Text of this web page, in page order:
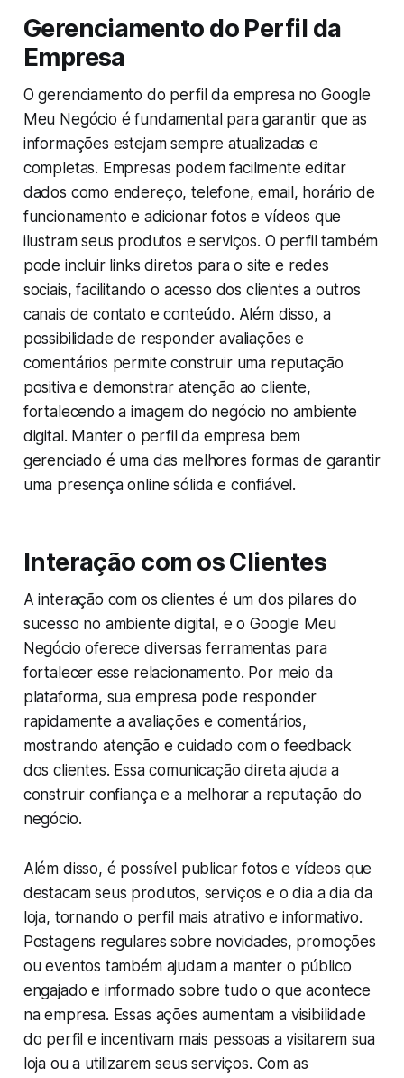
Gerenciamento do Perfil da
Empresa
O gerenciamento do perfil da empresa no Google
Meu Negócio é fundamental para garantir que as
informações estejam sempre atualizadas e
completas. Empresas podem facilmente editar
dados como endereço, telefone, email, horário de
funcionamento e adicionar fotos e vídeos que
ilustram seus produtos e serviços. O perfil também
pode incluir links diretos para o site e redes
sociais, facilitando o acesso dos clientes a outros
canais de contato e conteúdo. Além disso, a
possibilidade de responder avaliações e
comentários permite construir uma reputação
positiva e demonstrar atenção ao cliente,
fortalecendo a imagem do negócio no ambiente
digital. Manter o perfil da empresa bem
gerenciado é uma das melhores formas de garantir
uma presença online sólida e confiável.
Interação com os Clientes
A interação com os clientes é um dos pilares do
sucesso no ambiente digital, e o Google Meu
Negócio oferece diversas ferramentas para
fortalecer esse relacionamento. Por meio da
plataforma, sua empresa pode responder
rapidamente a avaliações e comentários,
mostrando atenção e cuidado com o feedback
dos clientes. Essa comunicação direta ajuda a
construir confiança e a melhorar a reputação do
negócio.
Além disso, é possível publicar fotos e vídeos que
destacam seus produtos, serviços e o dia a dia da
loja, tornando o perfil mais atrativo e informativo.
Postagens regulares sobre novidades, promoções
ou eventos também ajudam a manter o público
engajado e informado sobre tudo o que acontece
na empresa. Essas ações aumentam a visibilidade
do perfil e incentivam mais pessoas a visitarem sua
loja ou a utilizarem seus serviços. Com as